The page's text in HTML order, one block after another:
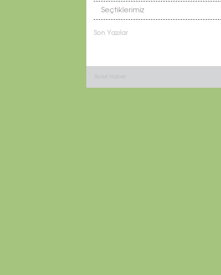
Seçtiklerimiz
Son Yazılar
Siyasi Haber